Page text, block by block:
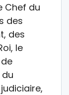
Chef du
des
des
le